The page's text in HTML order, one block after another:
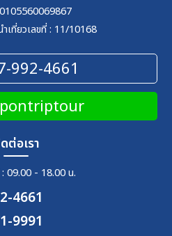
เที่ยวเลขที่ : 11/10168
992-4661
ต่อเรา
09.00 - 18.00 น.
4661
9991